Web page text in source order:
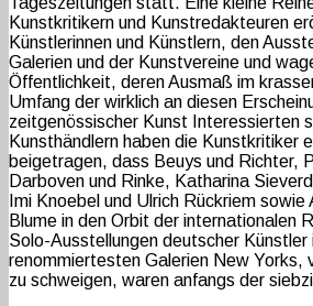
Kunstkritikern und Kunstredakteuren
Künstlerinnen und Künstlern, den
Galerien und der Kunstvereine und
Öffentlichkeit, deren Ausmaß im
Umfang der wirklich an diesen
zeitgenössischer Kunst Interessierten
Kunsthändlern haben die Kunstkritiker
beigetragen, dass Beuys und Richter,
Darboven und Rinke, Katharina
Imi Knoebel und Ulrich Rückriem sowie
Blume in den Orbit der internationalen
Solo-Ausstellungen deutscher Künstler
renommiertesten Galerien New Yorks,
zu schweigen, waren anfangs der